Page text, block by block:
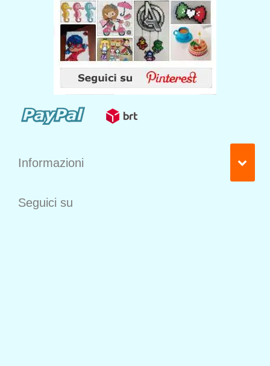
Informazioni
Seguici su